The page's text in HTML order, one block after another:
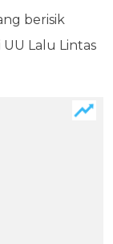
berisik
Lalu Lintas